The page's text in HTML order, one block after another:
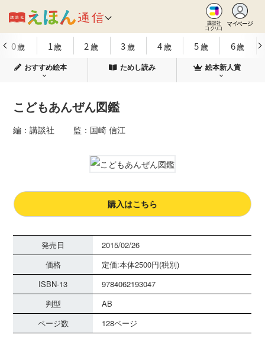
講談社
コクリコ
マイページ
0歳 1歳 2 歳 3歳 4歳 5歳 6歳
おすすめ絵本 ためし読み 絵本新人賞
こどもあんぜん図鑑
編：講談社 監：国崎 信江
購入はこちら
発売日
2015/02/26
価格
定価:本体2500円(税別)
ISBN-13
9784062193047
判型
AB
ページ数
128ページ